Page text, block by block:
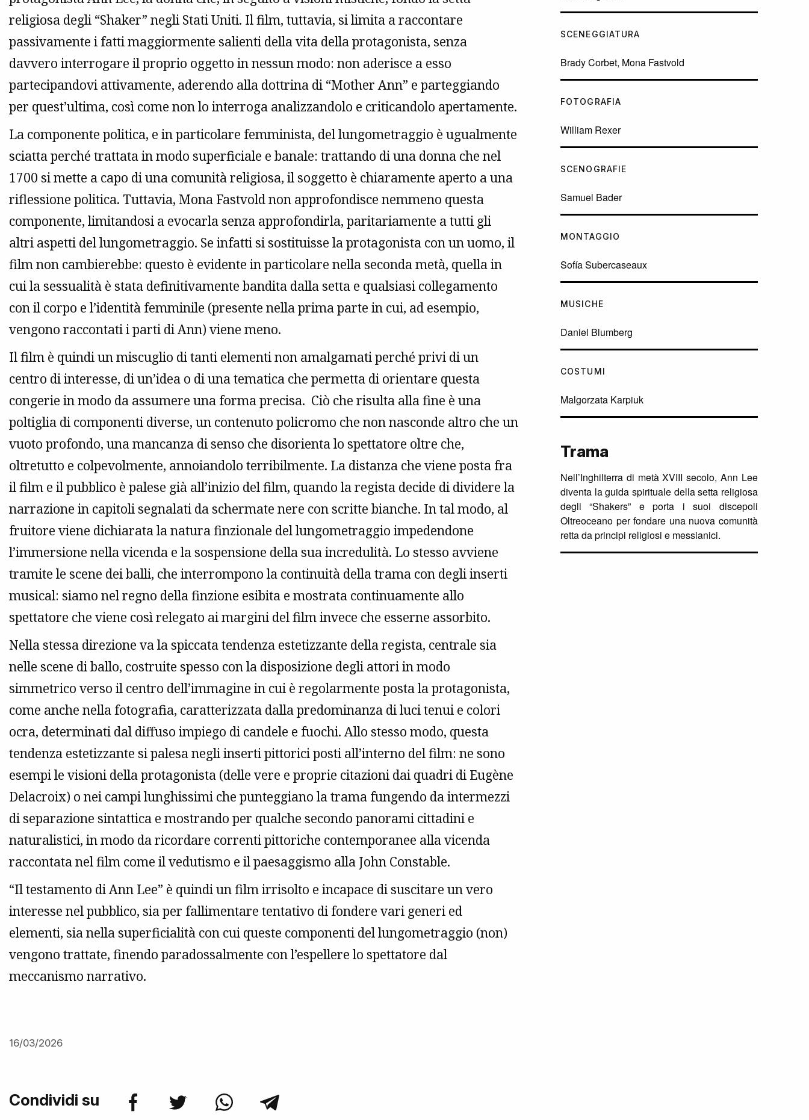
religiosa degli “Shaker” negli Stati Uniti. Il film, tuttavia, si limita a raccontare
passivamente i fatti maggiormente salienti della vita della protagonista, senza
davvero interrogare il proprio oggetto in nessun modo: non aderisce a esso
partecipandovi attivamente, aderendo alla dottrina di “Mother Ann” e parteggiando
per quest’ultima, così come non lo interroga analizzandolo e criticandolo apertamente.
La componente politica, e in particolare femminista, del lungometraggio è ugualmente
sciatta perché trattata in modo superficiale e banale: trattando di una donna che nel
1700 si mette a capo di una comunità religiosa, il soggetto è chiaramente aperto a una
riflessione politica. Tuttavia, Mona Fastvold non approfondisce nemmeno questa
componente, limitandosi a evocarla senza approfondirla, paritariamente a tutti gli
altri aspetti del lungometraggio. Se infatti si sostituisse la protagonista con un uomo, il
film non cambierebbe: questo è evidente in particolare nella seconda metà, quella in
cui la sessualità è stata definitivamente bandita dalla setta e qualsiasi collegamento
con il corpo e l’identità femminile (presente nella prima parte in cui, ad esempio,
vengono raccontati i parti di Ann) viene meno.
Il film è quindi un miscuglio di tanti elementi non amalgamati perché privi di un
centro di interesse, di un’idea o di una tematica che permetta di orientare questa
congerie in modo da assumere una forma precisa. Ciò che risulta alla fine è una
poltiglia di componenti diverse, un contenuto policromo che non nasconde altro che un
vuoto profondo, una mancanza di senso che disorienta lo spettatore oltre che,
oltretutto e colpevolmente, annoiandolo terribilmente. La distanza che viene posta fra
il film e il pubblico è palese già all’inizio del film, quando la regista decide di dividere la
narrazione in capitoli segnalati da schermate nere con scritte bianche. In tal modo, al
fruitore viene dichiarata la natura finzionale del lungometraggio impedendone
l’immersione nella vicenda e la sospensione della sua incredulità. Lo stesso avviene
tramite le scene dei balli, che interrompono la continuità della trama con degli inserti
musical: siamo nel regno della finzione esibita e mostrata continuamente allo
spettatore che viene così relegato ai margini del film invece che esserne assorbito.
Nella stessa direzione va la spiccata tendenza estetizzante della regista, centrale sia
nelle scene di ballo, costruite spesso con la disposizione degli attori in modo
simmetrico verso il centro dell’immagine in cui è regolarmente posta la protagonista,
come anche nella fotografia, caratterizzata dalla predominanza di luci tenui e colori
ocra, determinati dal diffuso impiego di candele e fuochi. Allo stesso modo, questa
tendenza estetizzante si palesa negli inserti pittorici posti all’interno del film: ne sono
esempi le visioni della protagonista (delle vere e proprie citazioni dai quadri di Eugène
Delacroix) o nei campi lunghissimi che punteggiano la trama fungendo da intermezzi
di separazione sintattica e mostrando per qualche secondo panorami cittadini e
naturalistici, in modo da ricordare correnti pittoriche contemporanee alla vicenda
raccontata nel film come il vedutismo e il paesaggismo alla John Constable.
“Il testamento di Ann Lee” è quindi un film irrisolto e incapace di suscitare un vero
interesse nel pubblico, sia per fallimentare tentativo di fondere vari generi ed
elementi, sia nella superficialità con cui queste componenti del lungometraggio (non)
vengono trattate, finendo paradossalmente con l’espellere lo spettatore dal
meccanismo narrativo.
16/03/2026
Condividi su
SCENEGGIATURA
Brady Corbet, Mona Fastvold
FOTOGRAFIA
William Rexer
SCENOGRAFIE
Samuel Bader
MONTAGGIO
Sofía Subercaseaux
MUSICHE
Daniel Blumberg
COSTUMI
Malgorzata Karpiuk
Trama
Nell’Inghilterra di metà XVIII secolo, Ann Lee
diventa la guida spirituale della setta religiosa
degli “Shakers” e porta i suoi discepoli
Oltreoceano per fondare una nuova comunità
retta da principi religiosi e messianici.